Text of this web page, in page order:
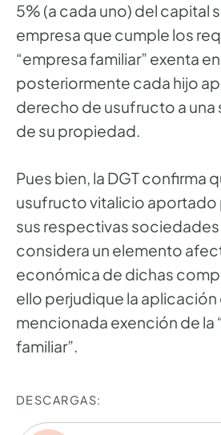
5% (a cada uno) del capital
empresa que cumple los
“empresa familiar” exenta en
posteriormente cada hijo
derecho de usufructo a
de su propiedad.
Pues bien, la DGT confirma
usufructo vitalicio aportado
sus respectivas sociedades
considera un elemento
económica de dichas
ello perjudique la aplicación
mencionada exención de la
familiar”.
DESCARGAS: